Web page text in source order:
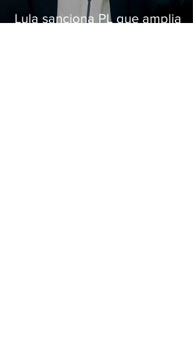
Lula sanciona PL que amplia